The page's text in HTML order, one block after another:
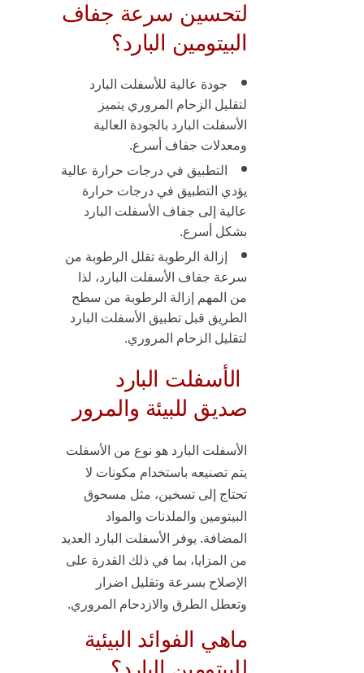
لتحسين سرعة جفاف
البيتومين البارد؟
جودة عالية للأسفلت البارد
لتقليل الزحام المروري يتميز
الأسفلت البارد بالجودة العالية
ومعدلات جفاف أسرع.
التطبيق في درجات حرارة عالية
يؤدي التطبيق في درجات حرارة
عالية إلى جفاف الأسفلت البارد
بشكل أسرع.
إزالة الرطوبة تقلل الرطوبة من
سرعة جفاف الأسفلت البارد، لذا
من المهم إزالة الرطوبة من سطح
الطريق قبل تطبيق الأسفلت البارد
لتقليل الزحام المروري.
الأسفلت البارد
صديق للبيئة والمرور
الأسفلت البارد هو نوع من الأسفلت
يتم تصنيعه باستخدام مكونات لا
تحتاج إلى تسخين، مثل مسحوق
البيتومين والملدنات والمواد
المضافة. يوفر الأسفلت البارد العديد
من المزايا، بما في ذلك القدرة على
الإصلاح بسرعة وتقليل اضرار
وتعطل الطرق والازدحام المروري.
ماهي الفوائد البيئية